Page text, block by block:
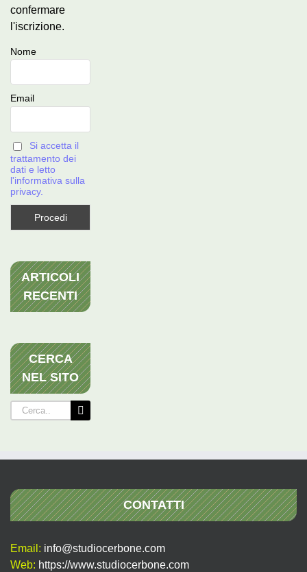
confermare
l'iscrizione.
Nome
Email
Si accetta il
trattamento dei
dati e letto
l'informativa sulla
privacy.
ARTICOLI
RECENTI
CERCA
NEL SITO
Cerca
per:
CONTATTI
Email: info@studiocerbone.com
Web: https://www.studiocerbone.com